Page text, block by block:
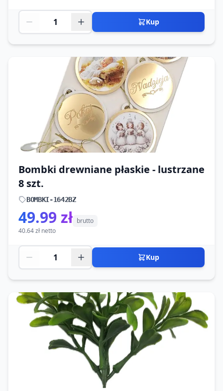
Kup
Bombki drewniane płaskie - lustrzane
8 szt.
BOMBKI-1642BZ
49.99 zł brutto
40.64 zł netto
Kup